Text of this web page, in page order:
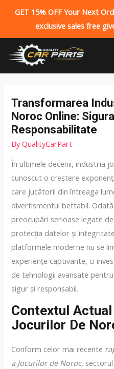
GET 15% OFF Your Next
exclusive sales free
content
Transformarea
Noroc Online:
Responsabilitate
ByQualityCarPart
În ultimele decenii, industria
cunoscut o creștere
care jucătorii din întreaga
divertismentul bettabil.
preocupări serioase legate
protecția datelor și
platformele moderne nu se
experiențe captivante, ci
de tehnologii avansate
sigur și responsabil.
Contextul
Jocurilor De
Conform celor mai recente
a Jocurilor de Noroc,